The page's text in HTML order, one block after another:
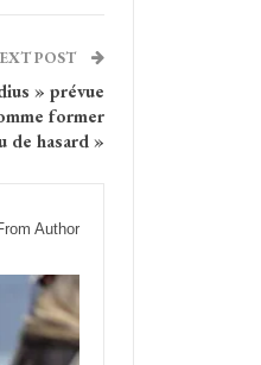
POST
» prévue
former
de hasard »
Author